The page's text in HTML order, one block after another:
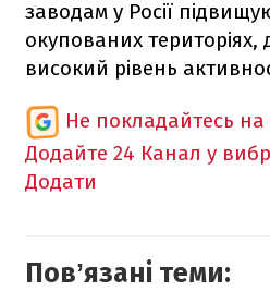
заводам у Росії
окупованих
високий рівень
Не покладайтесь на
Додайте 24 Канал у
Додати
Повʼязані теми: